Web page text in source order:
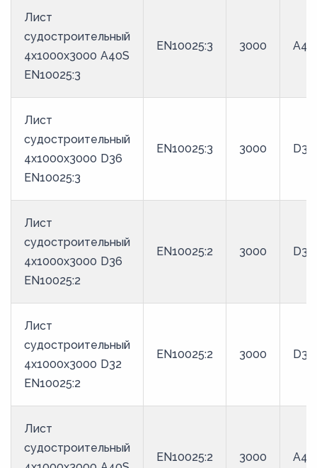
Лист
судостроительный
4x1000x3000 A40S
EN10025:3
EN10025:3 3000
Лист
судостроительный
4x1000x3000 D36
EN10025:3
EN10025:3 3000 D36
Лист
судостроительный
4x1000x3000 D36
EN10025:2
EN10025:2 3000 D36
Лист
судостроительный
4x1000x3000 D32
EN10025:2
EN10025:2 3000 D32
Лист
судостроительный
EN10025:2 3000